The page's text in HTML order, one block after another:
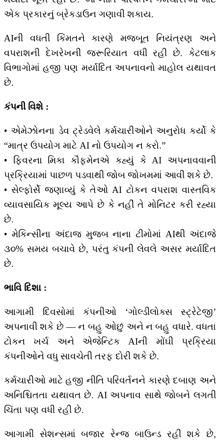
એક પ્રકારનું બ્રેકડાઉન ગણાવી શકાય.
AIની વધતી કિંમતને કારણે મજબૂત નિયંત્રણ અને
વપરાશની દેખરેખની જરૂરિયાત વધી રહી છે. કેટલાક
વિભાગોમાં હજી પણ મર્યાદિત અપનાવનો માહોલ યથાવત
છે.
કંપની વિશે :
• એમેઝોનના ડેવ ટ્રેડવેલે કર્મચારીઓને અનુરોધ કર્યો કે
“માત્ર ઉપયોગ માટે AI નો ઉપયોગ ન કરો.”
• ફિવરના મિકા કૌફમેનએ કહ્યું કે AI અપનાવવાની
પ્રક્રિયામાં પાછળ પડવાથી જોબ જોખમમાં આવી શકે છે.
• સેલ્ફોર્સે જણાવ્યું કે તેઓ AI ટોકન વપરાશ વાસ્તવિક
વ્યાવસાયિક મૂલ્ય આપે છે કે નહીં તે મોનિટર કરી રહ્યા
છે.
• મેકિન્સીના અંદાજ મુજબ નાના ટીમોમાં AIથી અંદાજે
૩૦% સમય બચાવે છે, પરંતુ કંપની લેવલે અસર મર્યાદિત
છે.
ભાવિ દિશા :
આગામી દિવસોમાં કંપનીઓ ‘ગોલ્ડીલોક્સ સ્ટ્રેટેજી’
અપનાવી શકે છે — ન બહુ ઓછું અને ન બહુ વધારે. વધતા
ટોકન ખર્ચ અને એજેન્ટિક AIની મોંઘી પ્રક્રિયા
કંપનીઓને વધુ સાવચેતી તરફ દોરી શકે છે.
કર્મચારીઓ માટે હજી નીતિ પરિવર્તનને કારણે દબાણ અને
અનિશ્ચિતતા યથાવત છે. AI અપનાવ સાથે જોબને લગતી
ચિંતા પણ વધી રહી છે.
આગામી સેશન્સમાં બજાર રેન્જ બાઉન્ડ રહી શકે છે,